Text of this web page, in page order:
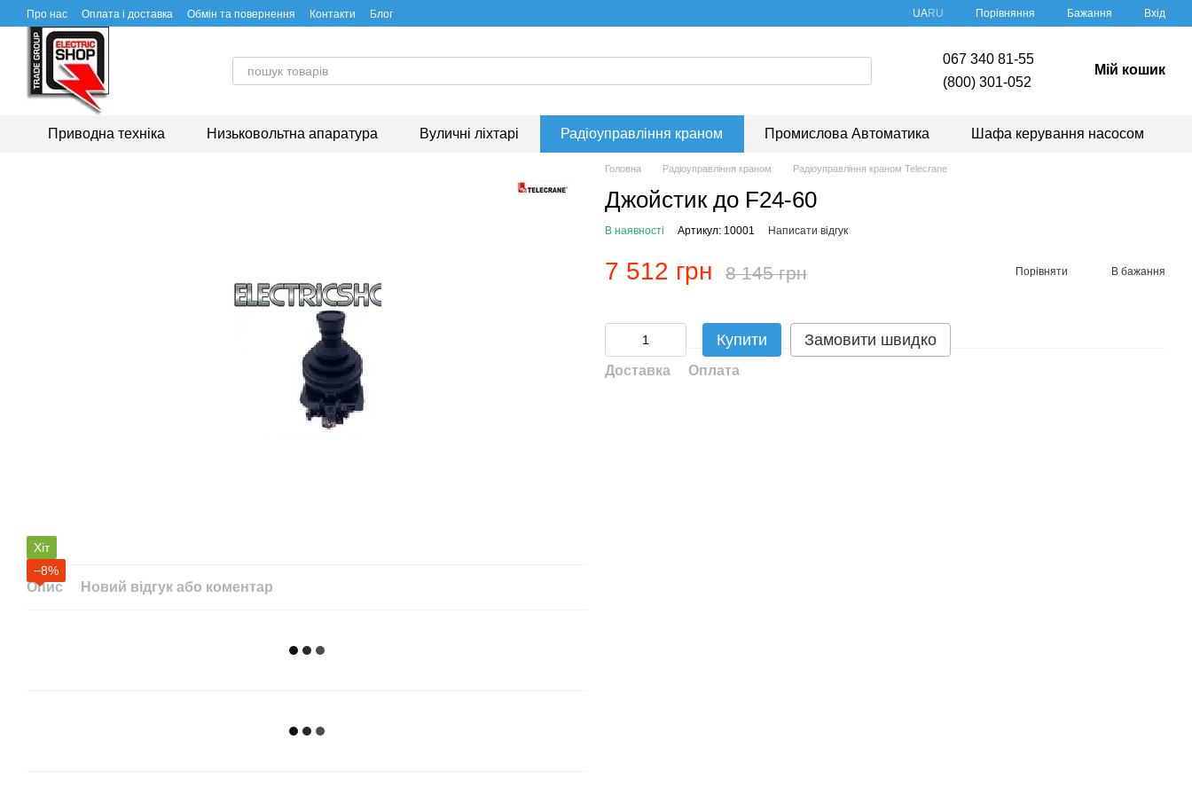
Перейти до основного контенту
Про нас Оплата і доставка Обмін та повернення Контакти Блог UARU Порівняння Бажання Вхід
067 340 81-55
(800) 301-052
Мій кошик
Приводна техніка Низьковольтна апаратура Вуличні ліхтарі Радіоуправління краном Промислова Автоматика Шафа керування насосом
Хіт
−8%
Опис Новий відгук або коментар
Головна Радіоуправління краном Радіоуправління краном Telecrane
Джойстик до F24-60
В наявності Артикул: 10001 Написати відгук
7 512 грн 8 145 грн Порівняти В бажання
Купити Замовити швидко
Доставка Оплата